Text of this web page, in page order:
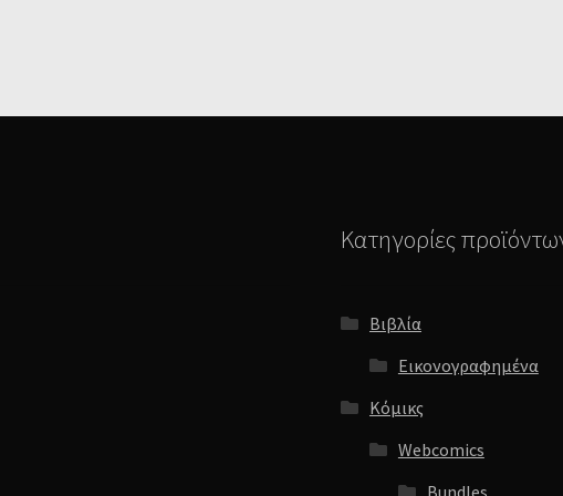
Κατηγορίες
Βιβλία
Εικονογραφημένα
Κόμικς
Webcomics
Bundles